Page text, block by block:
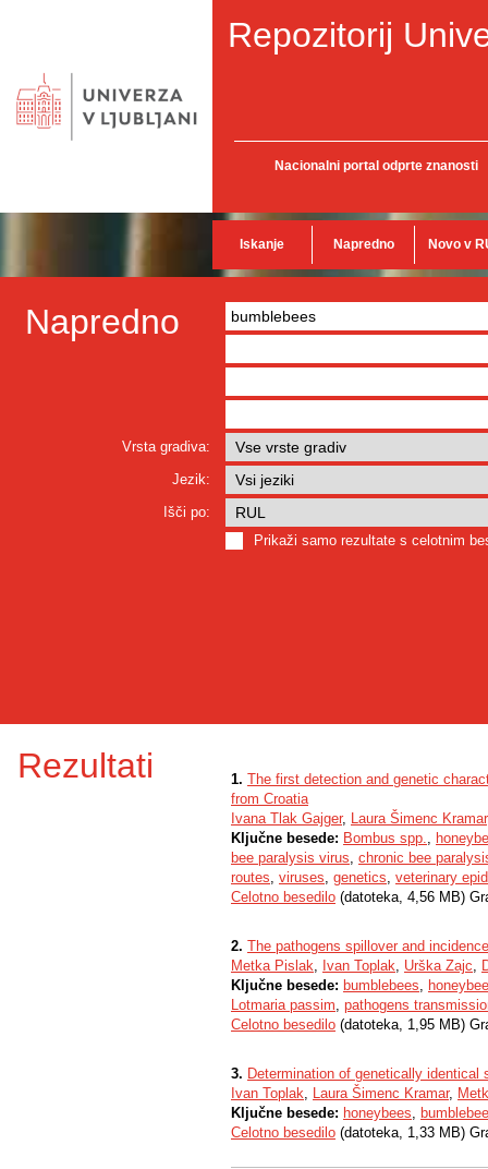
Repozitorij
Nacionalni portal odprte znanosti
Iskanje Napredno Novo v
Napredno
Vrsta gradiva:
Jezik:
Išči po:
Prikaži samo rezultate s celotnim
Rezultati 1. The first detection and genetic
from Croatia
Ivana Tlak Gajger, Laura Šimenc Kramar
Ključne besede: Bombus spp.,
bee paralysis virus, chronic bee
routes, viruses, genetics, veterinary
Celotno besedilo (datoteka, 4,56 MB)
2. The pathogens spillover and
Metka Pislak, Ivan Toplak, Urška Zajc,
Ključne besede: bumblebees,
Lotmaria passim, pathogens
Celotno besedilo (datoteka, 1,95 MB)
3. Determination of genetically
Ivan Toplak, Laura Šimenc Kramar,
Ključne besede: honeybees,
Celotno besedilo (datoteka, 1,33 MB)